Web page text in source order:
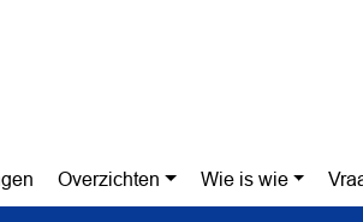
Overzichten Wie is wie